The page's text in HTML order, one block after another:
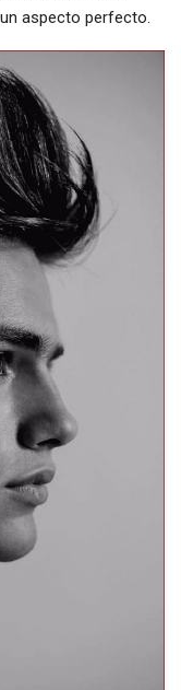
aspecto perfecto.